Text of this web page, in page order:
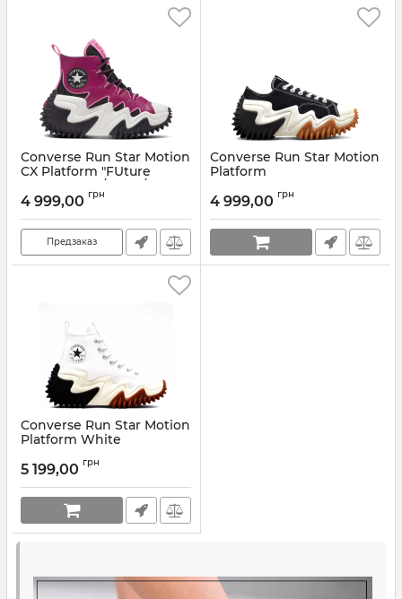
Converse Run Star Motion
CX Platform "FUture
Utility" (Pink/Black/White)
Артикул: A05501C
4 999,00 грн
Предзаказ
Converse Run Star Motion
Platform
4 999,00 грн
Converse Run Star Motion
Platform White
5 199,00 грн